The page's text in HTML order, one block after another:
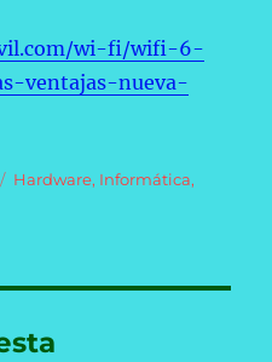
wi-fi/wifi-6-
ventajas-nueva-
Categorías
Hardware, Informática,